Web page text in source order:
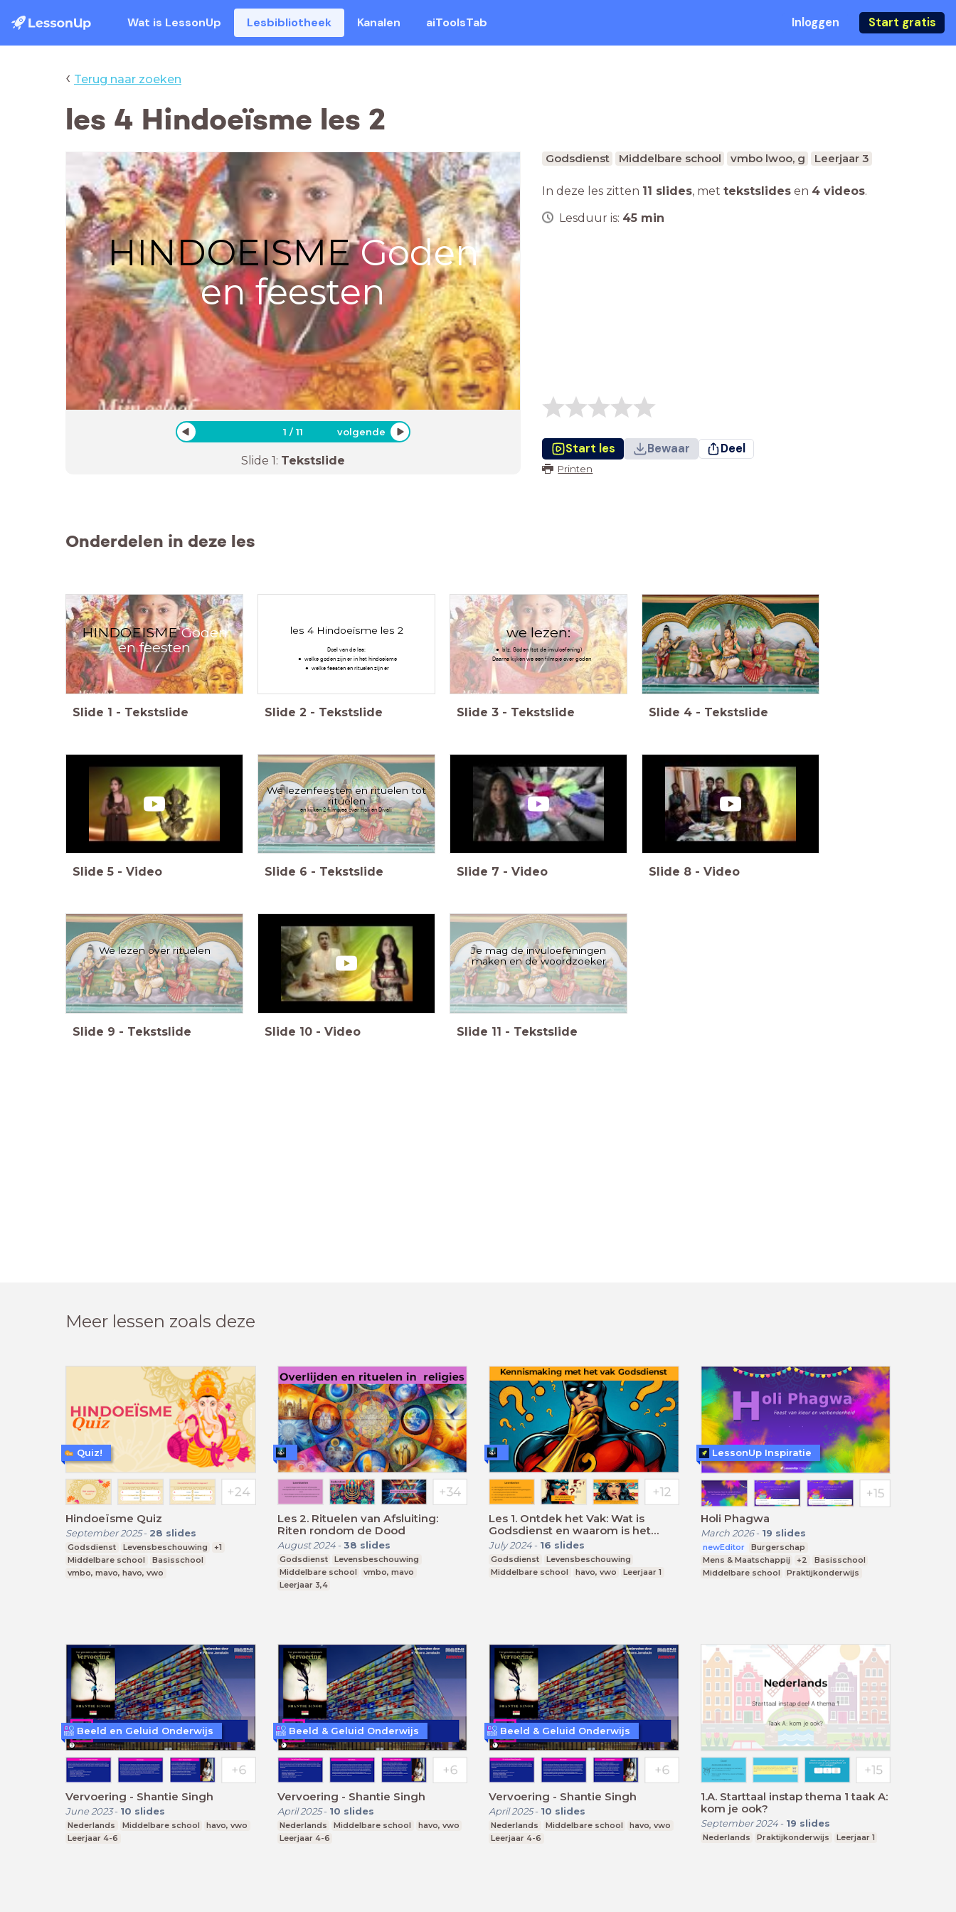
Wat is LessonUp Lesbibliotheek Kanalen aiToolsTab Inloggen Start gratis
‹ Terug naar zoeken
les 4 Hindoeïsme les 2
HINDOEISMEGoden
en feesten
1 /11 volgende
Slide 1: Tekstslide
Godsdienst Middelbare school vmbo lwoo, g Leerjaar 3
In deze les zitten 11 slides, met tekstslides en 4 videos.
Lesduur is: 45 min
Start les Bewaar Deel
Printen
Onderdelen in deze les
HINDOEISMEGoden
en feesten
Slide 1 - Tekstslide
les 4 Hindoeïsme les 2
Doel van de les:
welke goden zijn er in het hindoeïsme
welke feesten en rituelen zijn er
Slide 2 - Tekstslide
we lezen:
blz. Goden (tot de invuloefening)
Daarna kijken we een filmpje over goden
Slide 3 - Tekstslide Slide 4 - Tekstslide
Slide 5 - Video
We lezenfeesten en rituelen tot
rituelen
en kijken 2 filmpjes over Holi en Divali
Slide 6 - Tekstslide Slide 7 - Video Slide 8 - Video
We lezen over rituelen
Slide 9 - Tekstslide Slide 10 - Video
Je mag de invuloefeningen
maken en de woordzoeker
Slide 11 - Tekstslide
Meer lessen zoals deze
Hindoeïsme Quiz
September 2025- 28 slides
Godsdienst Levensbeschouwing
+1
Middelbare school
Basisschool
vmbo, mavo, havo, vwo
Quiz!
Les 2. Rituelen van Afsluiting:
Riten rondom de Dood
August 2024- 38 slides
Godsdienst
Levensbeschouwing
Middelbare school
vmbo, mavo
Leerjaar 3,4
Les 1. Ontdek het Vak: Wat is
Godsdienst en waarom is het
belangrijk?
July 2024- 16 slides
Godsdienst
Levensbeschouwing
Middelbare school
havo, vwo Leerjaar 1
Holi Phagwa
March 2026- 19 slides
newEditor
Burgerschap
Mens & Maatschappij
+2
Basisschool
Middelbare school
Praktijkonderwijs
LessonUp Inspiratie
Vervoering - Shantie Singh
June 2023- 10 slides
Nederlands Middelbare school
havo, vwo
Leerjaar 4-6
Beeld en Geluid Onderwijs
Vervoering - Shantie Singh
April 2025- 10 slides
Nederlands Middelbare school
havo, vwo
Leerjaar 4-6
Beeld & Geluid Onderwijs
Vervoering - Shantie Singh
April 2025- 10 slides
Nederlands Middelbare school
havo, vwo
Leerjaar 4-6
Beeld & Geluid Onderwijs
1.A. Starttaal instap thema 1 taak A:
kom je ook?
September 2024- 19 slides
Nederlands Praktijkonderwijs Leerjaar 1